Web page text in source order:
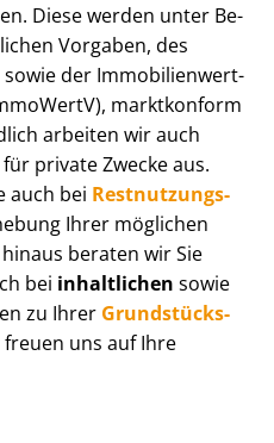
Diese werden unter Be­
Vorgaben, des
sowie der Im­mo­bi­li­en­wert­
marktkonform
arbeiten wir auch
für private Zwecke aus.
auch bei Rest­nut­zungs­
Ihrer möglichen
beraten wir Sie
bei inhaltlichen sowie
zu Ihrer Grund­stücks­
freuen uns auf Ihre